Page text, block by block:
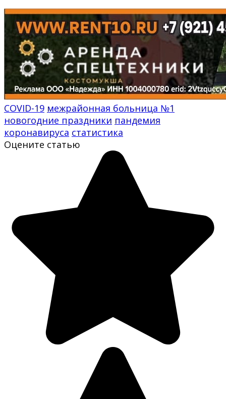
COVID-19 межрайонная больница №1
новогодние праздники пандемия
коронавируса статистика
Оцените статью